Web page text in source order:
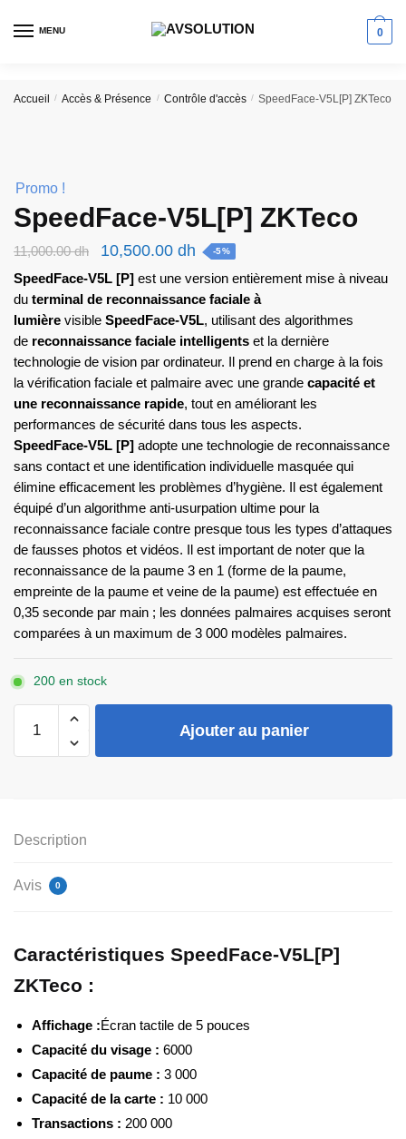
MENU 0
Accueil / Accès & Présence / Contrôle d'accès / SpeedFace-V5L[P] ZKTeco
Promo !
SpeedFace-V5L[P] ZKTeco
11,000.00dh
Le
prix
initial
était :
11,000.00 dh.
10,500.00 dh Le
prix
actuel
est :
10,500.00 dh.
-5%
SpeedFace-V5L [P] est une version entièrement mise à niveau
du terminal de reconnaissance faciale à
lumière visible SpeedFace-V5L, utilisant des algorithmes
de reconnaissance faciale intelligents et la dernière
technologie de vision par ordinateur. Il prend en charge à la fois
la vérification faciale et palmaire avec une grande capacité et
une reconnaissance rapide, tout en améliorant les
performances de sécurité dans tous les aspects.
SpeedFace-V5L [P] adopte une technologie de reconnaissance
sans contact et une identification individuelle masquée qui
élimine efficacement les problèmes d’hygiène. Il est également
équipé d’un algorithme anti-usurpation ultime pour la
reconnaissance faciale contre presque tous les types d’attaques
de fausses photos et vidéos. Il est important de noter que la
reconnaissance de la paume 3 en 1 (forme de la paume,
empreinte de la paume et veine de la paume) est effectuée en
0,35 seconde par main ; les données palmaires acquises seront
comparées à un maximum de 3 000 modèles palmaires.
200 en stock
SpeedFace-
Ajouter au panier
Description
Avis 0
Caractéristiques SpeedFace-V5L[P]
ZKTeco :
Affichage :Écran tactile de 5 pouces
Capacité du visage : 6000
Capacité de paume : 3 000
Capacité de la carte : 10 000
Transactions : 200 000